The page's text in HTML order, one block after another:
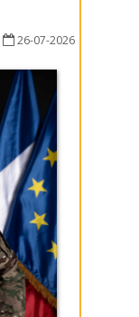
26-07-2026